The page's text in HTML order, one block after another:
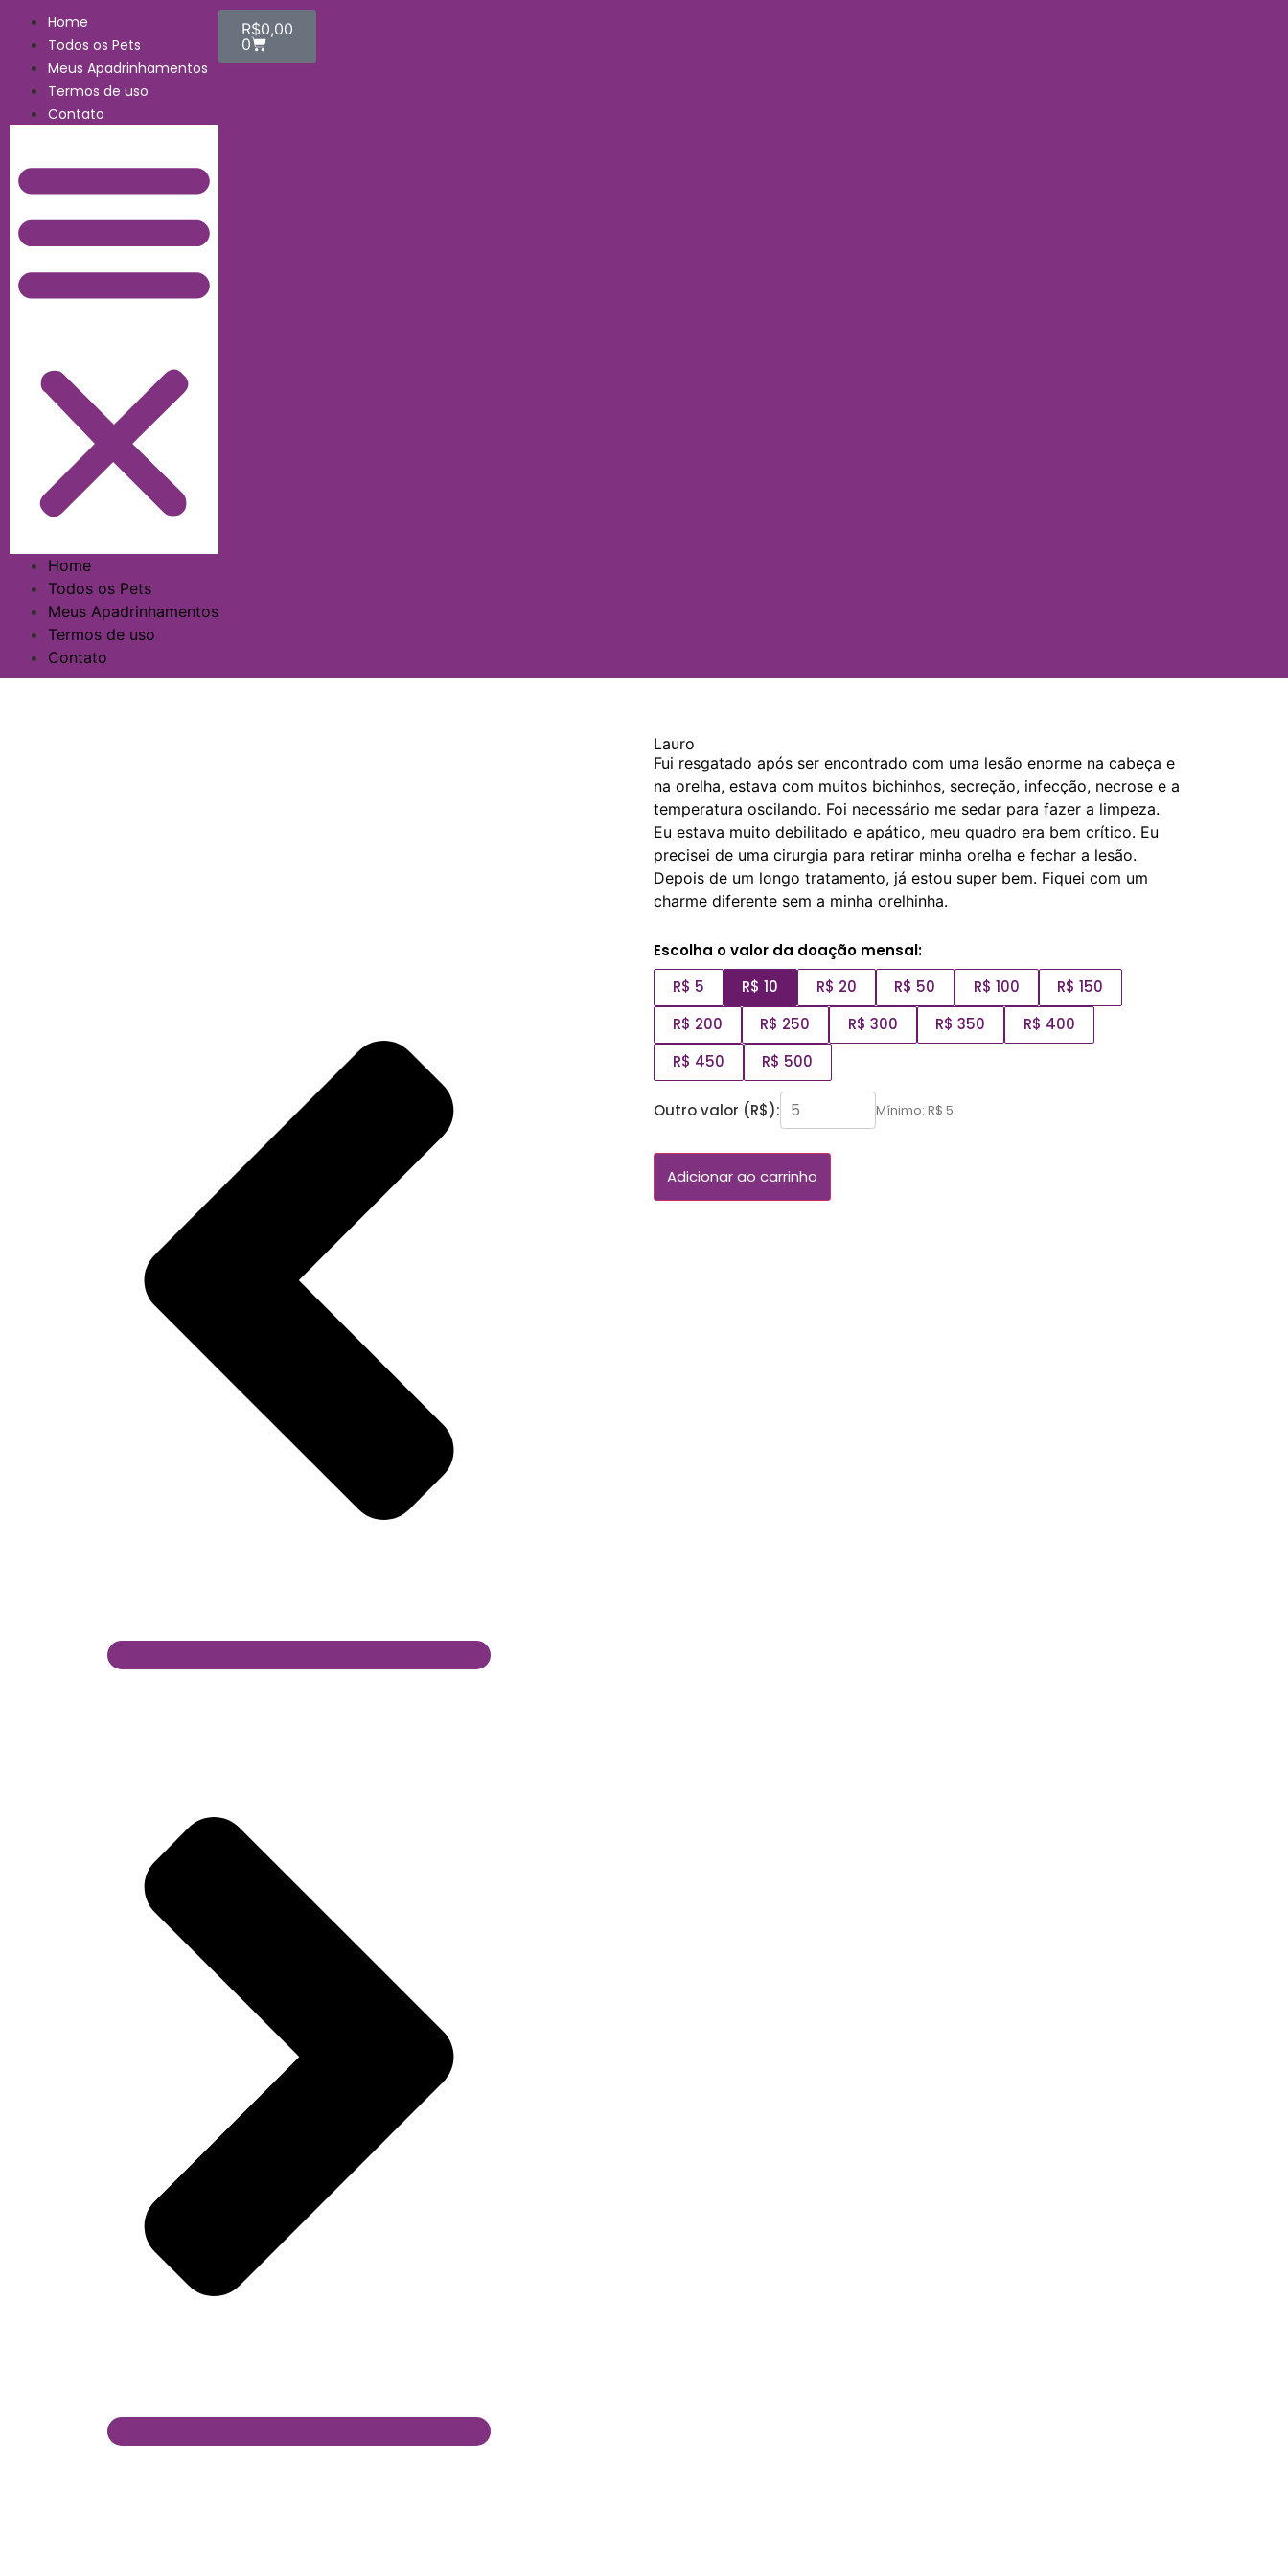
Home
Todos os Pets
Meus Apadrinhamentos
Termos de uso
Contato
Home
Todos os Pets
Meus Apadrinhamentos
Termos de uso
Contato
R$0,00
0
Lauro
Fui resgatado após ser encontrado com uma lesão enorme na cabeça e
na orelha, estava com muitos bichinhos, secreção, infecção, necrose e a
temperatura oscilando. Foi necessário me sedar para fazer a limpeza.
Eu estava muito debilitado e apático, meu quadro era bem crítico. Eu
precisei de uma cirurgia para retirar minha orelha e fechar a lesão.
Depois de um longo tratamento, já estou super bem. Fiquei com um
charme diferente sem a minha orelhinha.
Escolha o valor da doação mensal:
R$ 5
R$ 10 R$ 20 R$ 50 R$ 100
R$ 150
R$ 200
R$ 250 R$ 300 R$ 350
R$ 400
R$ 450
R$ 500
Outro valor (R$): Mínimo: R$ 5
Adicionar ao carrinho